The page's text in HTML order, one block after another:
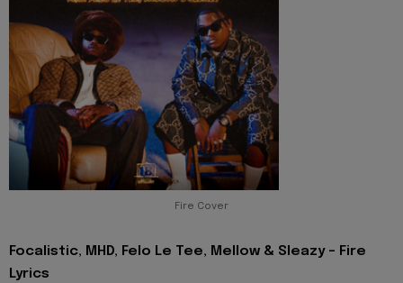
Fire Cover
Focalistic, MHD, Felo Le Tee, Mellow & Sleazy - Fire
Lyrics